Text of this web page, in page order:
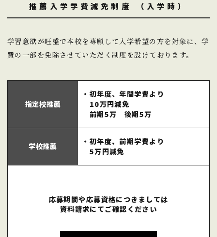
推薦入学学費減免制度 （入学時）
学習意欲が旺盛で本校を専願して入学希望の方を対象に、学
費の一部を免除させていただく制度を設けております。
指定校推薦
・初年度、年間学費より
10万円減免
前期5万 後期5万
学校推薦
・初年度、前期学費より
5万円減免
応募期間や応募資格につきましては
資料請求にてご確認ください